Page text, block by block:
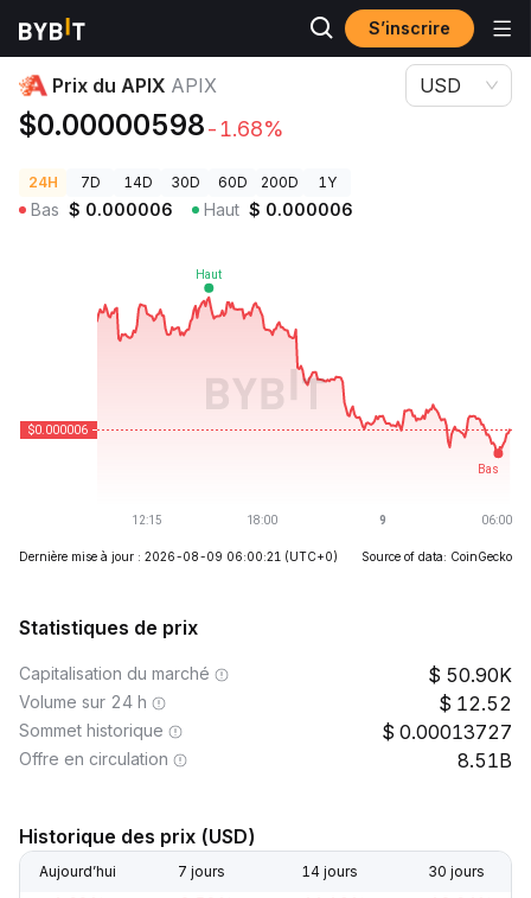
S’inscrire
Prix des cryptos
Prix du APIX APIX
$0.00000598-1.68%
USD
24H 7D 14D 30D 60D 200D 1Y
Bas $ 0.000006 Haut $ 0.000006
Dernière mise à jour : 2026-08-09 06:00:21 (UTC+0) Source of data: CoinGecko
Statistiques de prix
Capitalisation du marché 50.90K
Volume sur 24 h 12.52
Sommet historique 0.00013727
Offre en circulation 8.51B
Historique des prix (USD)
Aujourd’hui 7 jours 14 jours 30 jours